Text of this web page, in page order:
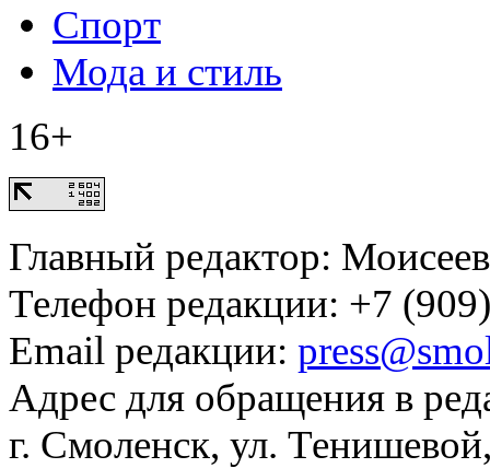
Спорт
Мода и стиль
16+
Главный редактор:
Телефон редакции: +7
Email редакции:
Адрес для обращения в
г. Смоленск, ул.